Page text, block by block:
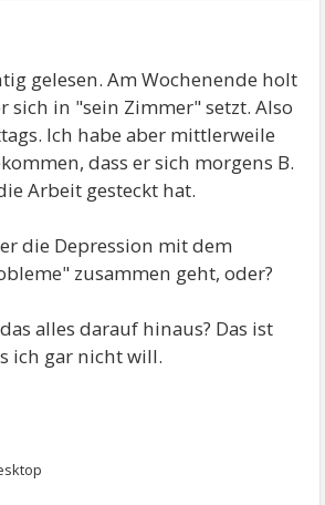
gelesen. Am Wochenende holt
sich in "sein Zimmer" setzt. Also
Ich habe aber mittlerweile
dass er sich morgens B.
Arbeit gesteckt hat.
die Depression mit dem
zusammen geht, oder?
alles darauf hinaus? Das ist
ich gar nicht will.